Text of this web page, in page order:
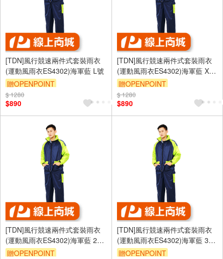
[TDN]風行競速兩件式套裝雨衣
(運動風雨衣ES4302)海軍藍 L號
贈OPENPOINT
$ 1280
$890
[TDN]風行競速兩件式套裝雨衣
(運動風雨衣ES4302)海軍藍 XL
號
贈OPENPOINT
$ 1280
$890
[TDN]風行競速兩件式套裝雨衣
(運動風雨衣ES4302)海軍藍 2XL
號
贈OPENPOINT
[TDN]風行競速兩件式套裝雨衣
(運動風雨衣ES4302)海軍藍 3XL
號
贈OPENPOINT